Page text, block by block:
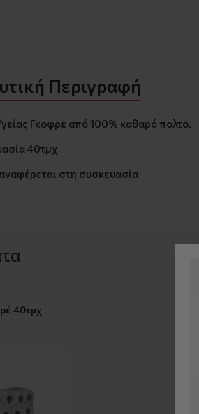
Περιγραφή
Γκοφρέ από 100% καθαρό πολτό.
40τμχ
στη συσκευασία
40τμχ